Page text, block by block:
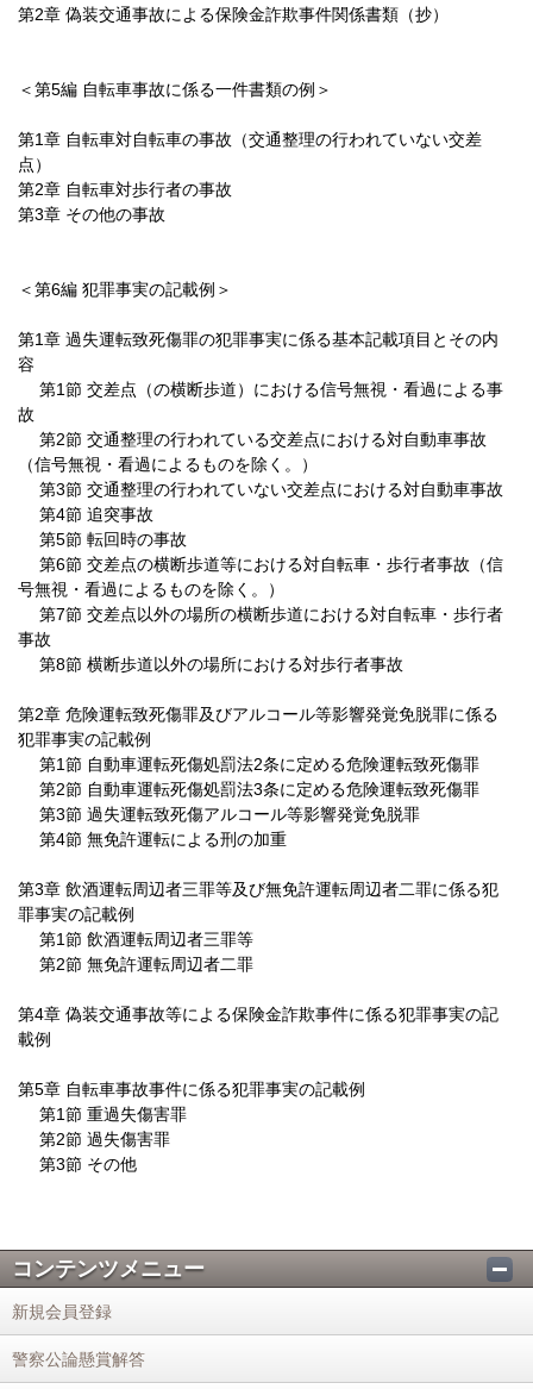
第2章 偽装交通事故による保険金詐欺事件関係書類（抄）
＜第5編 自転車事故に係る一件書類の例＞
第1章 自転車対自転車の事故（交通整理の行われていない交差
点）
第2章 自転車対歩行者の事故
第3章 その他の事故
＜第6編 犯罪事実の記載例＞
第1章 過失運転致死傷罪の犯罪事実に係る基本記載項目とその内
容
第1節 交差点（の横断歩道）における信号無視・看過による事
故
第2節 交通整理の行われている交差点における対自動車事故
（信号無視・看過によるものを除く。）
第3節 交通整理の行われていない交差点における対自動車事故
第4節 追突事故
第5節 転回時の事故
第6節 交差点の横断歩道等における対自転車・歩行者事故（信
号無視・看過によるものを除く。）
第7節 交差点以外の場所の横断歩道における対自転車・歩行者
事故
第8節 横断歩道以外の場所における対歩行者事故
第2章 危険運転致死傷罪及びアルコール等影響発覚免脱罪に係る
犯罪事実の記載例
第1節 自動車運転死傷処罰法2条に定める危険運転致死傷罪
第2節 自動車運転死傷処罰法3条に定める危険運転致死傷罪
第3節 過失運転致死傷アルコール等影響発覚免脱罪
第4節 無免許運転による刑の加重
第3章 飲酒運転周辺者三罪等及び無免許運転周辺者二罪に係る犯
罪事実の記載例
第1節 飲酒運転周辺者三罪等
第2節 無免許運転周辺者二罪
第4章 偽装交通事故等による保険金詐欺事件に係る犯罪事実の記
載例
第5章 自転車事故事件に係る犯罪事実の記載例
第1節 重過失傷害罪
第2節 過失傷害罪
第3節 その他
コンテンツメニュー
新規会員登録
警察公論懸賞解答